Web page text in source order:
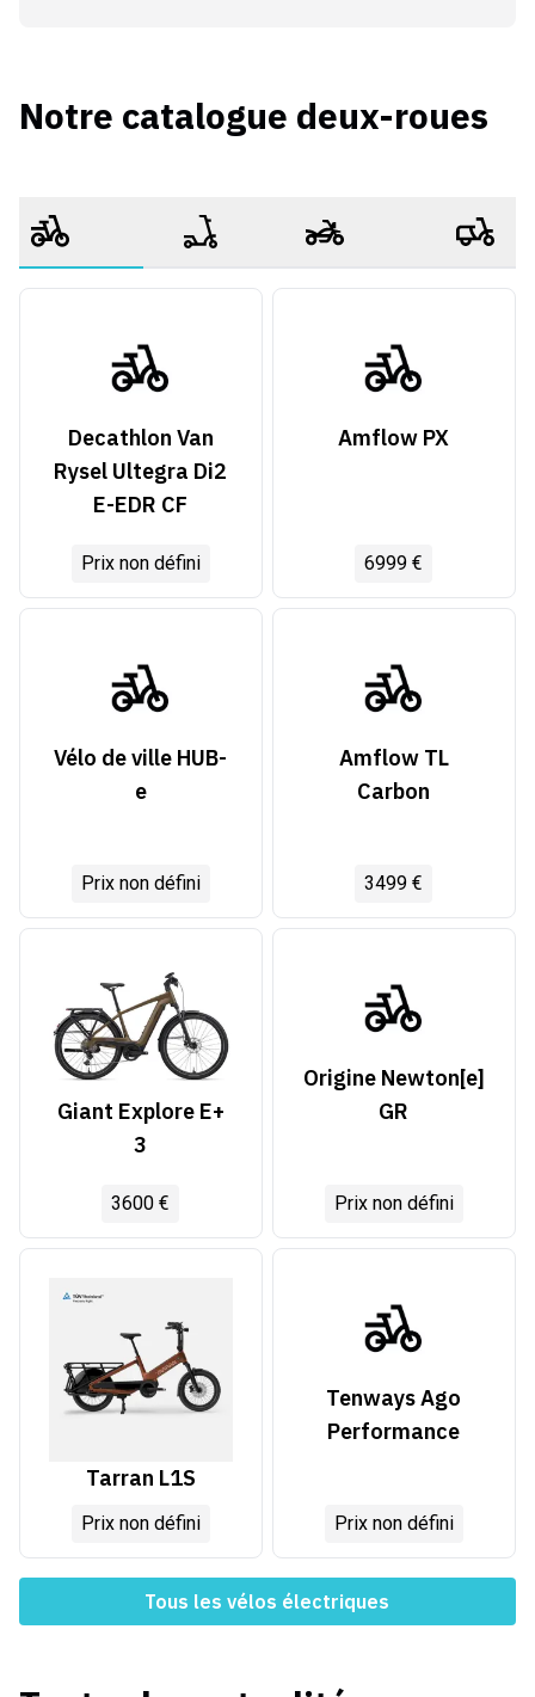
Notre catalogue deux-roues
Decathlon Van
Rysel Ultegra Di2
E-EDR CF
Prix non défini
Amflow PX
6999 €
Vélo de ville HUB-
e
Prix non défini
Amflow TL
Carbon
3499 €
Giant Explore E+
3
3600 €
Origine Newton[e]
GR
Prix non défini
Tarran L1S
Prix non défini
Tenways Ago
Performance
Prix non défini
Tous les vélos électriques